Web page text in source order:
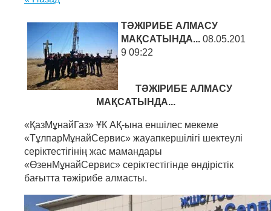
ТӘЖІРИБЕ АЛМАСУ
МАҚСАТЫНДА... 08.05.201
9 09:22
ТӘЖІРИБЕ АЛМАСУ
МАҚСАТЫНДА...
«ҚазМұнайГаз» ҰК АҚ-ына еншілес мекеме
«ТұлпарМұнайСервис» жауапкершілігі шектеулі
серіктестігінің жас мамандары
«ӨзенМұнайСервис» серіктестігінде өндірістік
бағытта тәжірибе алмасты.